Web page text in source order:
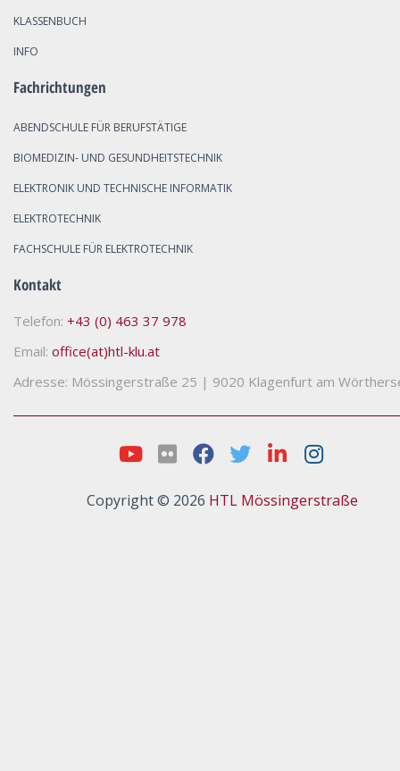
KLASSENBUCH
INFO
Fachrichtungen
ABENDSCHULE FÜR BERUFSTÄTIGE
BIOMEDIZIN- UND GESUNDHEITSTECHNIK
ELEKTRONIK UND TECHNISCHE INFORMATIK
ELEKTROTECHNIK
FACHSCHULE FÜR ELEKTROTECHNIK
Kontakt
Telefon: +43 (0) 463 37 978
Email: office(at)htl-klu.at
Adresse: Mössingerstraße 25 | 9020 Klagenfurt am
Copyright © 2026 HTL Mössingerstraße